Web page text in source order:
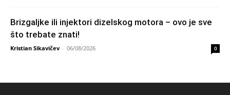
Brizgaljke ili injektori dizelskog motora – ovo je sve
što trebate znati!
Kristian Sikavičev - 06/08/2026 0